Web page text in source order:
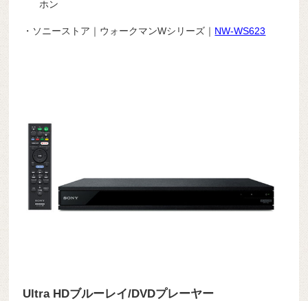
ホン
・ソニーストア｜ウォークマンWシリーズ｜ NW-WS623
Ultra HDブルーレイ/DVDプレーヤー